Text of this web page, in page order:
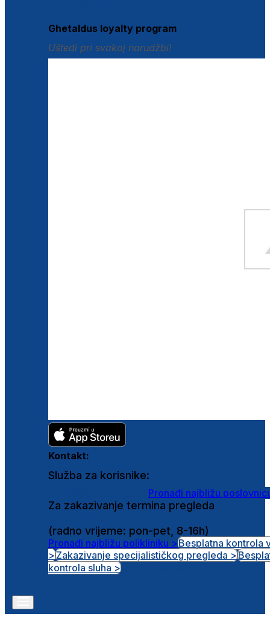
Ghetaldus loyalty program
Uštedi pri svakoj narudžbi!
Kontakt:
Služba za korisnike:
Pronađi najbližu
Za zakazivanje termina pregleda
(radno vrijeme: pon-pet, 8-16h)
Pronađi najbližu polikliniku >Besplatna kontrola
>Zakazivanje specijalističkog pregleda >
kontrola sluha >